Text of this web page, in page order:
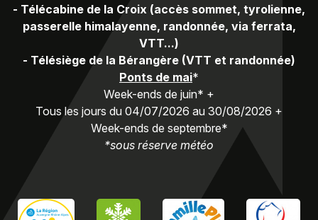
- Télécabine de la Croix (accès sommet, tyrolienne,
passerelle himalayenne, randonnée, via ferrata,
VTT...)
- Télésiège de la Bérangère (VTT et randonnée)
Ponts de mai*
Week-ends de juin* +
Tous les jours du 04/07/2026 au 30/08/2026 +
Week-ends de septembre*
*sous réserve météo